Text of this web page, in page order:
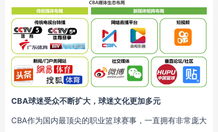
CBA球迷受众不断扩大，球迷文化更加多元
CBA作为国内最顶尖的职业篮球赛事，一直拥有非常庞大